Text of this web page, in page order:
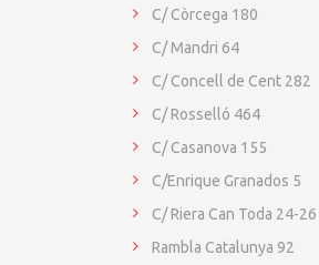
C/ Còrcega 180
C/ Mandri 64
C/ Concell de Cent 282
C/ Rosselló 464
C/ Casanova 155
C/Enrique Granados 5
C/ Riera Can Toda 24-26
Rambla Catalunya 92